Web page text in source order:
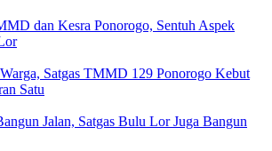
dan Kesra Ponorogo, Sentuh Aspek
Satgas TMMD 129 Ponorogo Kebut
Satu
Jalan, Satgas Bulu Lor Juga Bangun